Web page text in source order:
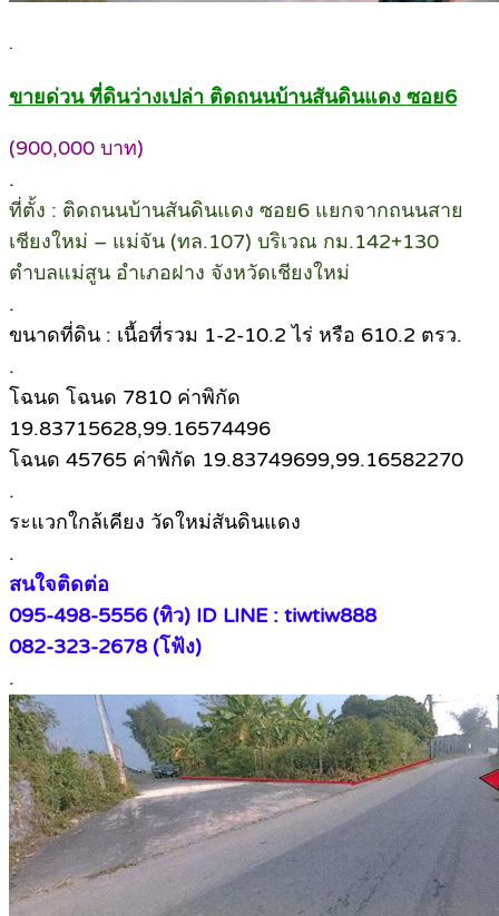
.
ขายด่วน ที่ดินว่างเปล่า ติดถนนบ้านสันดินแดง ซอย6
(900,000 บาท)
.
ที่ตั้ง : ติดถนนบ้านสันดินแดง ซอย6 แยกจากถนนสาย
เชียงใหม่ – แม่จัน (ทล.107) บริเวณ กม.142+130
ตำบลแม่สูน อำเภอฝาง จังหวัดเชียงใหม่
.
ขนาดที่ดิน : เนื้อที่รวม 1-2-10.2 ไร่ หรือ 610.2 ตรว.
.
โฉนด โฉนด 7810 ค่าพิกัด
19.83715628,99.16574496
โฉนด 45765 ค่าพิกัด 19.83749699,99.16582270
.
ระแวกใกล้เคียง วัดใหม่สันดินแดง
.
สนใจติดต่อ
095-498-5556 (ทิว) ID LINE : tiwtiw888
082-323-2678 (โฟ้ง)
.